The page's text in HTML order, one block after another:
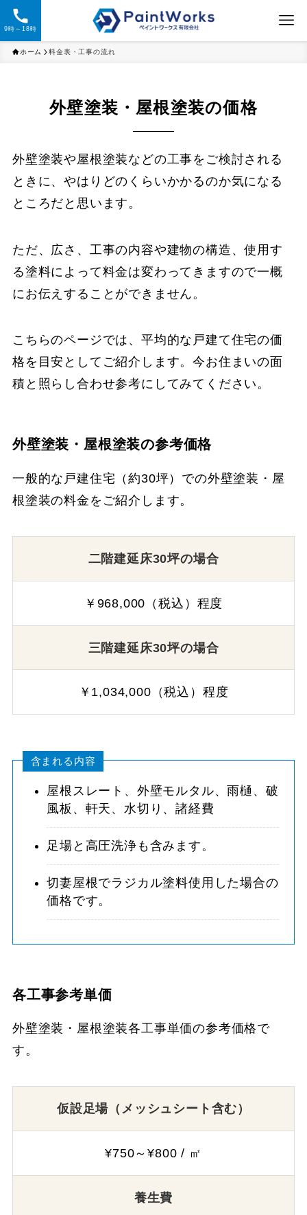
9時～18時
ホーム 料金表・工事の流れ
外壁塗装・屋根塗装の価格
外壁塗装や屋根塗装などの工事をご検討される
ときに、やはりどのくらいかかるのか気になる
ところだと思います。
ただ、広さ、工事の内容や建物の構造、使用す
る塗料によって料金は変わってきますので一概
にお伝えすることができません。
こちらのページでは、平均的な戸建て住宅の価
格を目安としてご紹介します。今お住まいの面
積と照らし合わせ参考にしてみてください。
外壁塗装・屋根塗装の参考価格
一般的な戸建住宅（約30坪）での外壁塗装・屋
根塗装の料金をご紹介します。
二階建延床30坪の場合
￥968,000（税込）程度
三階建延床30坪の場合
￥1,034,000（税込）程度
含まれる内容
屋根スレート、外壁モルタル、雨樋、破
風板、軒天、水切り、諸経費
足場と高圧洗浄も含みます。
切妻屋根でラジカル塗料使用した場合の
価格です。
各工事参考単価
外壁塗装・屋根塗装各工事単価の参考価格で
す。
仮設足場（メッシュシート含む）
¥750～¥800 / ㎡
養生費